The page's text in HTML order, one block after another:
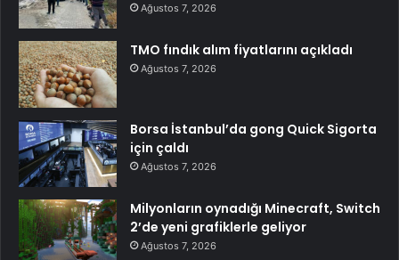
Ağustos 7, 2026
TMO fındık alım fiyatlarını açıkladı
Ağustos 7, 2026
Borsa İstanbul’da gong Quick Sigorta
için çaldı
Ağustos 7, 2026
Milyonların oynadığı Minecraft, Switch
2’de yeni grafiklerle geliyor
Ağustos 7, 2026